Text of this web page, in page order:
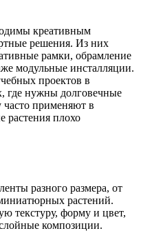
креативным
решения. Из них
рамки, обрамление
модульные инсталляции.
проектов в
где нужны долговечные
применяют в
растения плохо
разного размера, от
растений.
текстуру, форму и цвет,
композиции.